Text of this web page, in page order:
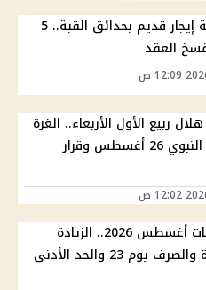
حكم بإخلاء شقة إيجار قديم بحدائق القبة.. 5
العقد
ربيع الأول الأربعاء.. الغرة
الجمعة والمولد النبوي 26 أغسطس وقرار
موعد صرف مرتبات أغسطس 2026.. الزيادة
الجديدة مستمرة والصرف يوم 23 والحد الأدنى